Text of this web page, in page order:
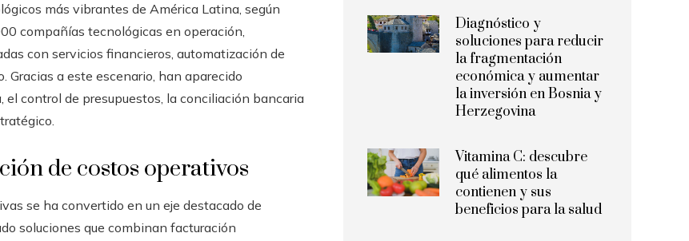
más vibrantes de América Latina, según
compañías tecnológicas en operación,
con servicios financieros, automatización de
a este escenario, han aparecido
control de presupuestos, la conciliación bancaria
de costos operativos
se ha convertido en un eje destacado de
soluciones que combinan facturación
Diagnóstico y
soluciones para reducir
la fragmentación
económica y aumentar
la inversión en Bosnia y
Herzegovina
Vitamina C: descubre
qué alimentos la
contienen y sus
beneficios para la salud